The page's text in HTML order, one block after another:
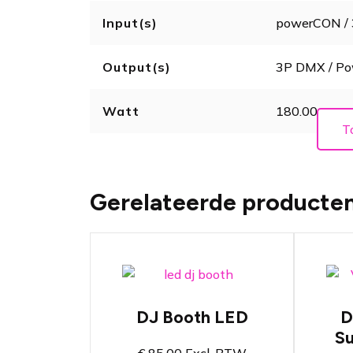
Input(s) powerCON /
Output(s) 3P DMX /
Watt
180.00
Gerelateerde
DJ Booth met
verlichting
lichtprogramma's
DJ Booth LED